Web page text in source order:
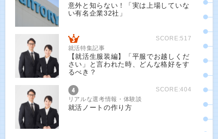
意外と知らない！「実は上場していな
い有名企業32社」
SCORE:517
就活特集記事
【就活生服装編】「平服でお越しくだ
さい」と言われた時、どんな格好をす
るべき？
SCORE:404
リアルな選考情報・体験談
就活ノートの作り方